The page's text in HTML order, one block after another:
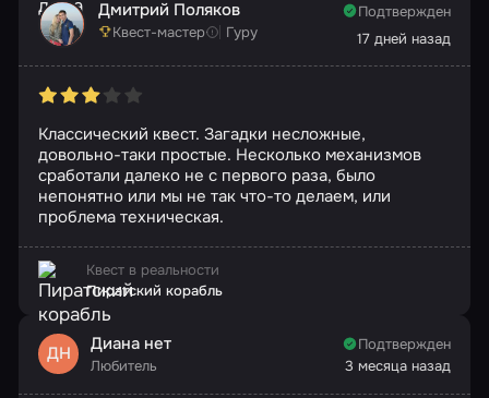
Дмитрий Поляков
Квест-мастер Гуру
Подтвержден
17 дней назад
Классический квест. Загадки несложные,
довольно-таки простые. Несколько механизмов
сработали далеко не с первого раза, было
непонятно или мы не так что-то делаем, или
проблема техническая.
Квест в реальности
Пиратский корабль
ДН Диана нет
Любитель
Подтвержден
3 месяца назад